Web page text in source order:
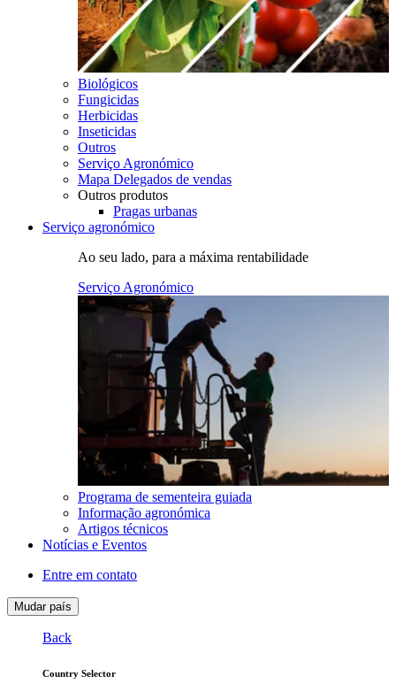
Biológicos
Fungicidas
Herbicidas
Inseticidas
Outros
Serviço Agronómico
Mapa Delegados de vendas
Outros produtos
Pragas urbanas
Serviço agronómico
Ao seu lado, para a máxima rentabilidade
Serviço Agronómico
Programa de sementeira guiada
Informação agronómica
Artigos técnicos
Notícias e Eventos
Entre em contato
Mudar país
Back
Country Selector